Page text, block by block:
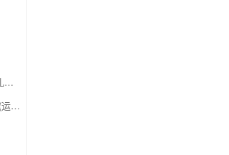
网易一卡通兑换(易初)卜蜂莲花礼品卡
网易一卡通兑换神州运通超级卡(运通网购卡)